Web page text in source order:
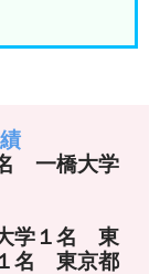
一橋大学
学１名 東
名 東京都